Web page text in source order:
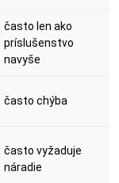
často len ako
príslušenstvo
navyše
často chýba
často vyžaduje
náradie